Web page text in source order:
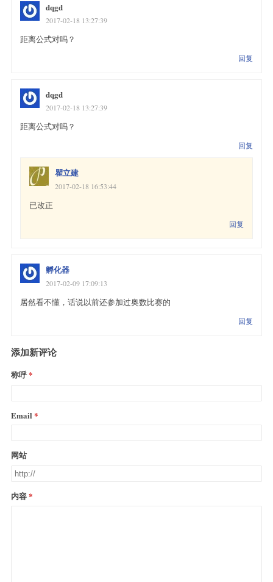
dqgd
2017-02-18 13:27:39
距离公式对吗？
回复
dqgd
2017-02-18 13:27:39
距离公式对吗？
回复
瞿立建
2017-02-18 16:53:44
已改正
回复
孵化器
2017-02-09 17:09:13
居然看不懂，话说以前还参加过奥数比赛的
回复
添加新评论
称呼
Email
网站
内容